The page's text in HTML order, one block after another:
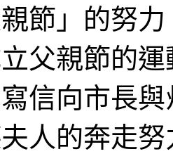
節」的努
父親節的
信向市長
人的奔走